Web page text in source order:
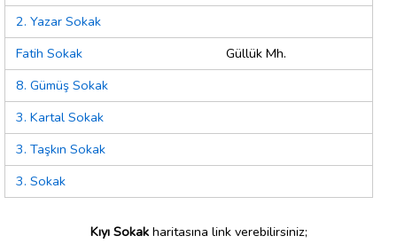
2. Yazar Sokak
Fatih Sokak
Güllük Mh.
8. Gümüş Sokak
3. Kartal Sokak
3. Taşkın Sokak
3. Sokak
Kıyı Sokakharitasına link verebilirsiniz;